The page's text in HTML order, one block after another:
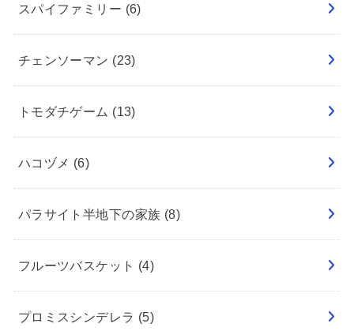
スパイファミリー (6)
チェンソーマン (23)
トモダチゲーム (13)
ハコヅメ (6)
パラサイト半地下の家族 (8)
フルーツバスケット (4)
プロミスシンデレラ (5)